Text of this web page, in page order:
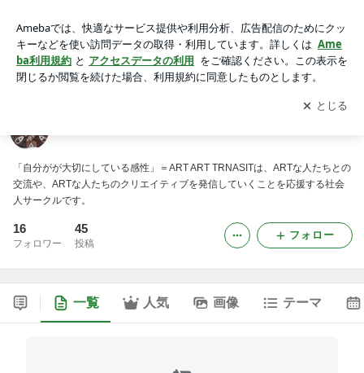
アプリをダウンロードして ブログの更新通知
を受け取りまし
ょう。
開く
「自分がが大切にしている感性」＝ART ART TRNASITは、ARTな人たちとの
交流や、ARTな人たちのクリエイティブを発信していくことを応援する社会
人サークルです。
16
フォロワー
45
投稿
フォロー
一覧 人気 画像 テーマ